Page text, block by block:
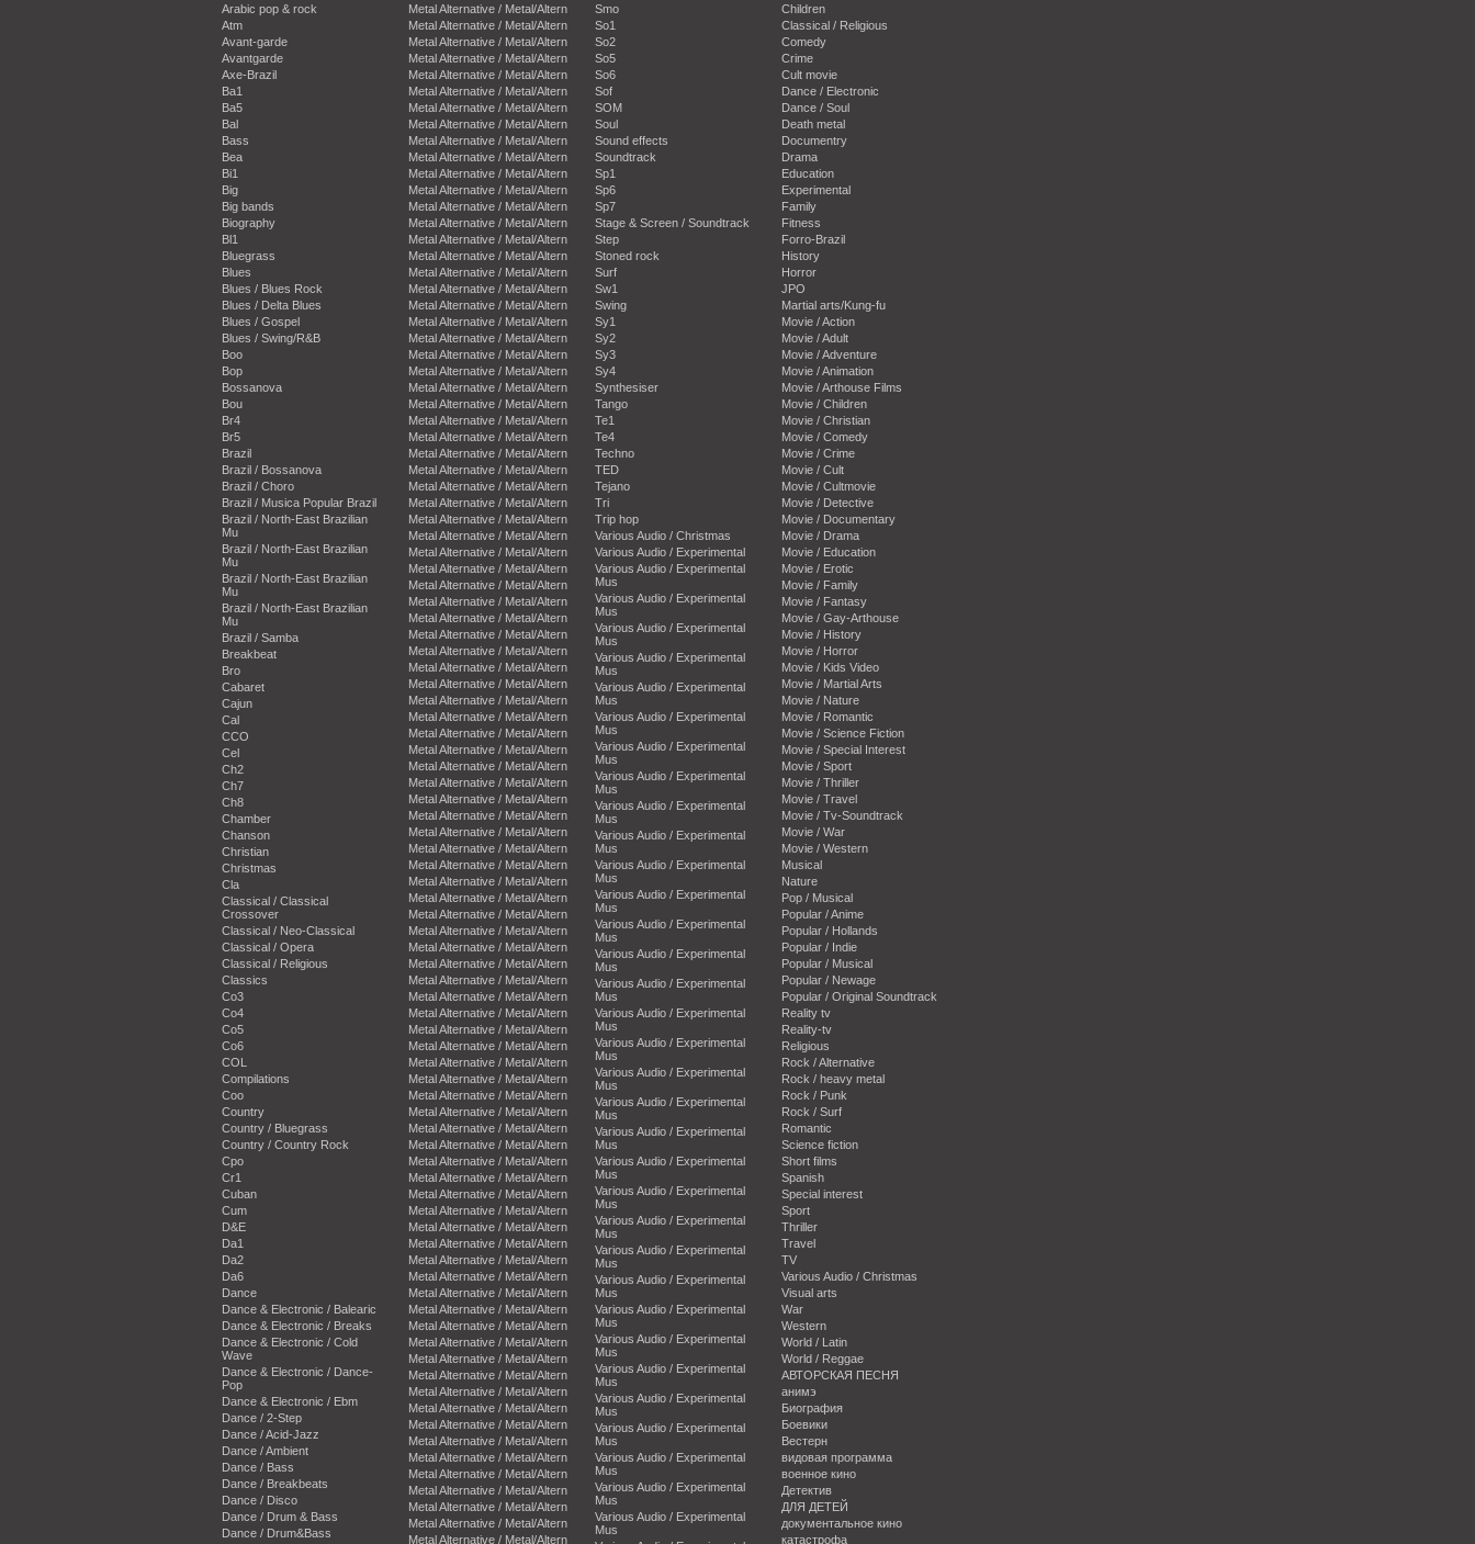
Arabic pop & rock
Atm
Avant-garde
Avantgarde
Axe-Brazil
Ba1
Ba5
Bal
Bass
Bea
Bi1
Big
Big bands
Biography
Bl1
Bluegrass
Blues
Blues / Blues Rock
Blues / Delta Blues
Blues / Gospel
Blues / Swing/R&B
Boo
Bop
Bossanova
Bou
Br4
Br5
Brazil
Brazil / Bossanova
Brazil / Choro
Brazil / Musica Popular Brazil
Brazil / North-East Brazilian
Mu
Brazil / North-East Brazilian
Mu
Brazil / North-East Brazilian
Mu
Brazil / North-East Brazilian
Mu
Brazil / Samba
Breakbeat
Bro
Cabaret
Cajun
Cal
CCO
Cel
Ch2
Ch7
Ch8
Chamber
Chanson
Christian
Christmas
Cla
Classical / Classical
Crossover
Classical / Neo-Classical
Classical / Opera
Classical / Religious
Classics
Co3
Co4
Co5
Co6
COL
Compilations
Coo
Country
Country / Bluegrass
Country / Country Rock
Cpo
Cr1
Cuban
Cum
D&E
Da1
Da2
Da6
Dance
Dance & Electronic / Balearic
Dance & Electronic / Breaks
Dance & Electronic / Cold
Wave
Dance & Electronic / Dance-
Pop
Dance & Electronic / Ebm
Dance / 2-Step
Dance / Acid-Jazz
Dance / Ambient
Dance / Bass
Dance / Breakbeats
Dance / Disco
Dance / Drum & Bass
Dance / Drum&Bass
Metal Alternative / Metal/Altern
Metal Alternative / Metal/Altern
Metal Alternative / Metal/Altern
Metal Alternative / Metal/Altern
Metal Alternative / Metal/Altern
Metal Alternative / Metal/Altern
Metal Alternative / Metal/Altern
Metal Alternative / Metal/Altern
Metal Alternative / Metal/Altern
Metal Alternative / Metal/Altern
Metal Alternative / Metal/Altern
Metal Alternative / Metal/Altern
Metal Alternative / Metal/Altern
Metal Alternative / Metal/Altern
Metal Alternative / Metal/Altern
Metal Alternative / Metal/Altern
Metal Alternative / Metal/Altern
Metal Alternative / Metal/Altern
Metal Alternative / Metal/Altern
Metal Alternative / Metal/Altern
Metal Alternative / Metal/Altern
Metal Alternative / Metal/Altern
Metal Alternative / Metal/Altern
Metal Alternative / Metal/Altern
Metal Alternative / Metal/Altern
Metal Alternative / Metal/Altern
Metal Alternative / Metal/Altern
Metal Alternative / Metal/Altern
Metal Alternative / Metal/Altern
Metal Alternative / Metal/Altern
Metal Alternative / Metal/Altern
Metal Alternative / Metal/Altern
Metal Alternative / Metal/Altern
Metal Alternative / Metal/Altern
Metal Alternative / Metal/Altern
Metal Alternative / Metal/Altern
Metal Alternative / Metal/Altern
Metal Alternative / Metal/Altern
Metal Alternative / Metal/Altern
Metal Alternative / Metal/Altern
Metal Alternative / Metal/Altern
Metal Alternative / Metal/Altern
Metal Alternative / Metal/Altern
Metal Alternative / Metal/Altern
Metal Alternative / Metal/Altern
Metal Alternative / Metal/Altern
Metal Alternative / Metal/Altern
Metal Alternative / Metal/Altern
Metal Alternative / Metal/Altern
Metal Alternative / Metal/Altern
Metal Alternative / Metal/Altern
Metal Alternative / Metal/Altern
Metal Alternative / Metal/Altern
Metal Alternative / Metal/Altern
Metal Alternative / Metal/Altern
Metal Alternative / Metal/Altern
Metal Alternative / Metal/Altern
Metal Alternative / Metal/Altern
Metal Alternative / Metal/Altern
Metal Alternative / Metal/Altern
Metal Alternative / Metal/Altern
Metal Alternative / Metal/Altern
Metal Alternative / Metal/Altern
Metal Alternative / Metal/Altern
Metal Alternative / Metal/Altern
Metal Alternative / Metal/Altern
Metal Alternative / Metal/Altern
Metal Alternative / Metal/Altern
Metal Alternative / Metal/Altern
Metal Alternative / Metal/Altern
Metal Alternative / Metal/Altern
Metal Alternative / Metal/Altern
Metal Alternative / Metal/Altern
Metal Alternative / Metal/Altern
Metal Alternative / Metal/Altern
Metal Alternative / Metal/Altern
Metal Alternative / Metal/Altern
Metal Alternative / Metal/Altern
Metal Alternative / Metal/Altern
Metal Alternative / Metal/Altern
Metal Alternative / Metal/Altern
Metal Alternative / Metal/Altern
Metal Alternative / Metal/Altern
Metal Alternative / Metal/Altern
Metal Alternative / Metal/Altern
Metal Alternative / Metal/Altern
Metal Alternative / Metal/Altern
Metal Alternative / Metal/Altern
Metal Alternative / Metal/Altern
Metal Alternative / Metal/Altern
Metal Alternative / Metal/Altern
Metal Alternative / Metal/Altern
Metal Alternative / Metal/Altern
Metal Alternative / Metal/Altern
Smo
So1
So2
So5
So6
Sof
SOM
Soul
Sound effects
Soundtrack
Sp1
Sp6
Sp7
Stage & Screen / Soundtrack
Step
Stoned rock
Surf
Sw1
Swing
Sy1
Sy2
Sy3
Sy4
Synthesiser
Tango
Te1
Te4
Techno
TED
Tejano
Tri
Trip hop
Various Audio / Christmas
Various Audio / Experimental
Various Audio / Experimental
Mus
Various Audio / Experimental
Mus
Various Audio / Experimental
Mus
Various Audio / Experimental
Mus
Various Audio / Experimental
Mus
Various Audio / Experimental
Mus
Various Audio / Experimental
Mus
Various Audio / Experimental
Mus
Various Audio / Experimental
Mus
Various Audio / Experimental
Mus
Various Audio / Experimental
Mus
Various Audio / Experimental
Mus
Various Audio / Experimental
Mus
Various Audio / Experimental
Mus
Various Audio / Experimental
Mus
Various Audio / Experimental
Mus
Various Audio / Experimental
Mus
Various Audio / Experimental
Mus
Various Audio / Experimental
Mus
Various Audio / Experimental
Mus
Various Audio / Experimental
Mus
Various Audio / Experimental
Mus
Various Audio / Experimental
Mus
Various Audio / Experimental
Mus
Various Audio / Experimental
Mus
Various Audio / Experimental
Mus
Various Audio / Experimental
Mus
Various Audio / Experimental
Mus
Various Audio / Experimental
Mus
Various Audio / Experimental
Mus
Various Audio / Experimental
Mus
Various Audio / Experimental
Mus
Various Audio / Experimental
Mus
Children
Classical / Religious
Comedy
Crime
Cult movie
Dance / Electronic
Dance / Soul
Death metal
Documentry
Drama
Education
Experimental
Family
Fitness
Forro-Brazil
History
Horror
JPO
Martial arts/Kung-fu
Movie / Action
Movie / Adult
Movie / Adventure
Movie / Animation
Movie / Arthouse Films
Movie / Children
Movie / Christian
Movie / Comedy
Movie / Crime
Movie / Cult
Movie / Cultmovie
Movie / Detective
Movie / Documentary
Movie / Drama
Movie / Education
Movie / Erotic
Movie / Family
Movie / Fantasy
Movie / Gay-Arthouse
Movie / History
Movie / Horror
Movie / Kids Video
Movie / Martial Arts
Movie / Nature
Movie / Romantic
Movie / Science Fiction
Movie / Special Interest
Movie / Sport
Movie / Thriller
Movie / Travel
Movie / Tv-Soundtrack
Movie / War
Movie / Western
Musical
Nature
Pop / Musical
Popular / Anime
Popular / Hollands
Popular / Indie
Popular / Musical
Popular / Newage
Popular / Original Soundtrack
Reality tv
Reality-tv
Religious
Rock / Alternative
Rock / heavy metal
Rock / Punk
Rock / Surf
Romantic
Science fiction
Short films
Spanish
Special interest
Sport
Thriller
Travel
TV
Various Audio / Christmas
Visual arts
War
Western
World / Latin
World / Reggae
АВТОРСКАЯ ПЕСНЯ
анимэ
Биография
Боевики
Вестерн
видовая программа
военное кино
Детектив
ДЛЯ ДЕТЕЙ
документальное кино
катастрофа